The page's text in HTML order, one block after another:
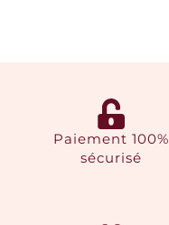
Paiement 100%
sécurisé